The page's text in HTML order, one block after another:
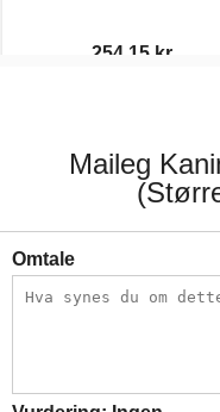
254,15 kr.
Maileg
Omtale